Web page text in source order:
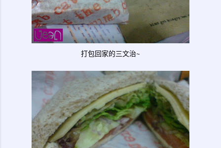
打包回家的三文治~